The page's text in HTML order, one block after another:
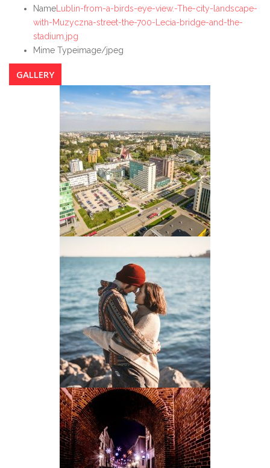
Name Lublin-from-a-birds-eye-view.-The-city-landscape-
with-Muzyczna-street-the-700-Lecia-bridge-and-the-
stadium.jpg
Mime Typeimage/jpeg
GALLERY